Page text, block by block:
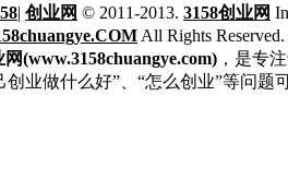
| 创业网 © 2011-2013. 3158创业网
All Rights
(www.3158chuangye.com) ，是专
创业做什么好”、“怎么创业”等问